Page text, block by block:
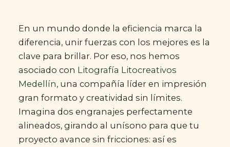
En un mundo donde la eficiencia marca la
diferencia, unir fuerzas con los mejores es la
clave para brillar. Por eso, nos hemos
asociado con Litografía Litocreativos
Medellín, una compañía líder en impresión
gran formato y creatividad sin límites.
Imagina dos engranajes perfectamente
alineados, girando al unísono para que tu
proyecto avance sin fricciones: así es